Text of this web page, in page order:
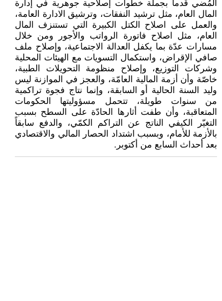
المُضي قُدماً بجملة خطوات إصلاحية جوهرية في إدارة
المال العام، مثل ترشيد النفقات، وترشيق الادارة العامة،
والعمل على اصلاح الكتل الكبيرة التي تستنزف المال
العام، مثل اصلاح فاتورة الرواتب والأجور ومن خلال
مسارات عدّة بما يكفل العدالة الاجتماعية، وإصلاح ملف
صافي الإقراض، واستكمال التسويات مع الهيئات المحلية
وشركات التوزيع، وإصلاح منظومة التحويلات الطبية،
خاصّة وأن أزمة المالية العامّة، والعجز في الموازنة ليس
وليد السنة الحالية أو السابقة، وإنما نتاج فجوة تراكمية
من سنوات طويلة، تتحمل مسؤوليتها الحكومات
المتعاقبة، وأن طفت أثارها الحادّة على السطح بسبب
التغيّر الكيفي الناتج عن التراكم الكمّي، والدفع سابقاً
بالأزمة للأمام، وبسبب اشتداد الحصار المالي والاقتصادي
بعد أحداث السابع من أكتوبر.